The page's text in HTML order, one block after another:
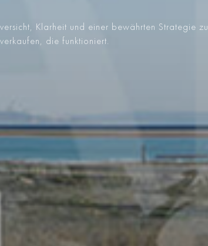
Klarheit und einer bewährten Strategie zu
verkaufen, die funktioniert.